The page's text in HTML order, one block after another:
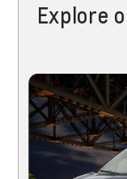
Explore